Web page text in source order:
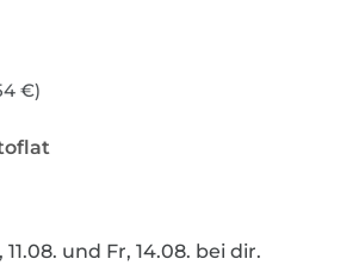
€)
und Fr, 14.08. bei dir.